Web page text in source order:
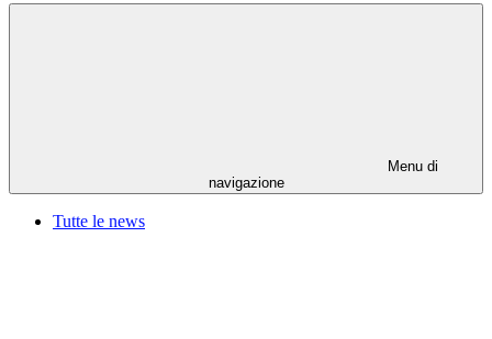
Menu di
navigazione
Tutte le news